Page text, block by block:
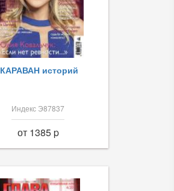
КАРАВАН историй
Индекс Э87837
от 1385 p